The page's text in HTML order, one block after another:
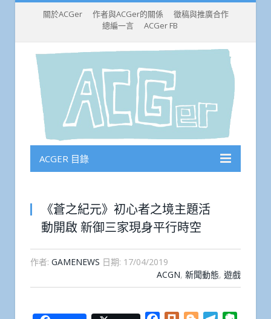
關於ACGer 作者與ACGer的關係
徵稿與推廣合作
總編一言
ACGer FB
ACGER 目錄
《蒼之紀元》初心者之境主題活
動開啟 新御三家現身平行時空
作者: GAMENEWS 日期: 17/04/2019
ACGN, 新聞動態, 遊戲